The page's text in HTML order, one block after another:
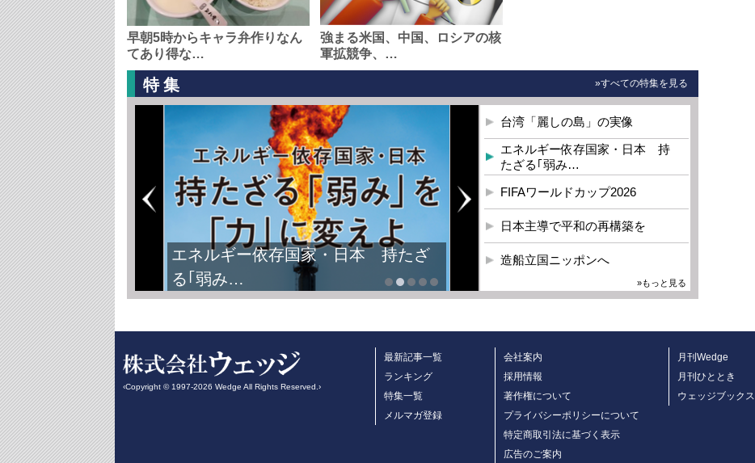
早朝5時からキャラ弁作りなん
てあり得な…
強まる米国、中国、ロシアの核
軍拡競争、…
特集 »すべての特集を見る
エネルギー依存国家・日本 持たざ
る｢弱み…
台湾「麗しの島」の実像
エネルギー依存国家・日本 持
たざる｢弱み…
FIFAワールドカップ2026
日本主導で平和の再構築を
造船立国ニッポンへ
»もっと見る
‹Copyright © 1997-2026 Wedge All Rights Reserved.›
最新記事一覧
ランキング
特集一覧
メルマガ登録
会社案内
採用情報
著作権について
プライバシーポリシーについて
特定商取引法に基づく表示
広告のご案内
月刊Wedge
月刊ひととき
ウェッジブックス